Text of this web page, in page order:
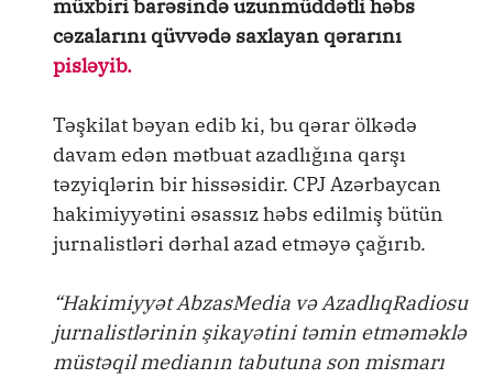
müxbiri barəsində uzunmüddətli həbs
cəzalarını qüvvədə saxlayan qərarını
pisləyib.
Təşkilat bəyan edib ki, bu qərar ölkədə
davam edən mətbuat azadlığına qarşı
təzyiqlərin bir hissəsidir. CPJ Azərbaycan
hakimiyyətini əsassız həbs edilmiş bütün
jurnalistləri dərhal azad etməyə çağırıb.
“Hakimiyyət AbzasMedia və AzadlıqRadiosu
jurnalistlərinin şikayətini təmin etməməklə
müstəqil medianın tabutuna son mismarı